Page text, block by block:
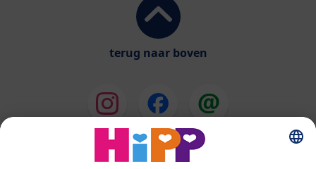
terug naar boven
HiPP Melkbereidingen
HiPP Babyvoeding